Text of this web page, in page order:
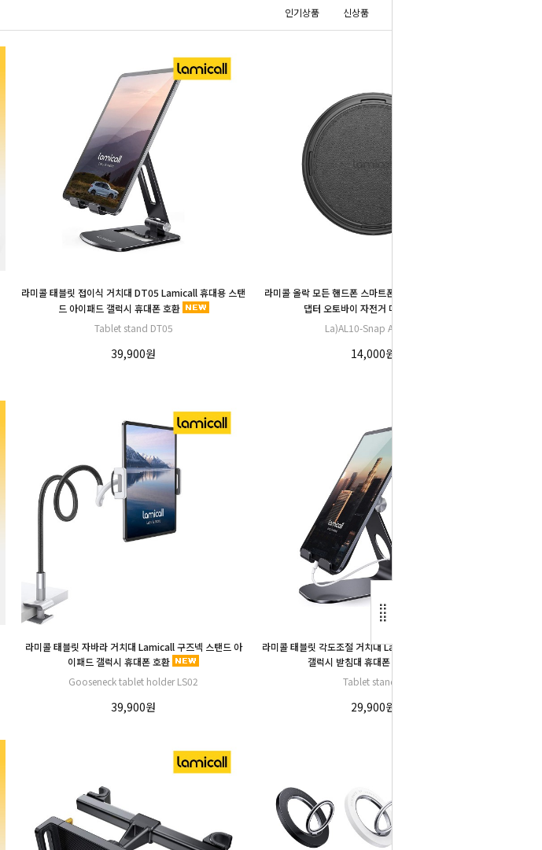
인기상품 신상품
라미콜 태블릿 접이식 거치대 DT05 Lamicall 휴대용 스탠
드 아이패드 갤럭시 휴대폰 호환
Tablet stand DT05
39,900원
라미콜 올락 모든 핸드폰 스마트폰 호환 유니버셜 스냅 어
댑터 오토바이 자전거 마운트
La)AL10-Snap Adapter
14,000원
라미콜 태블릿 자바라 거치대 Lamicall 구즈넥 스탠드 아
이패드 갤럭시 휴대폰 호환
Gooseneck tablet holder LS02
39,900원
라미콜 태블릿 각도조절 거치대 Lamicall 아이패드 스탠드
갤럭시 받침대 휴대폰 호환
Tablet stand S
29,900원